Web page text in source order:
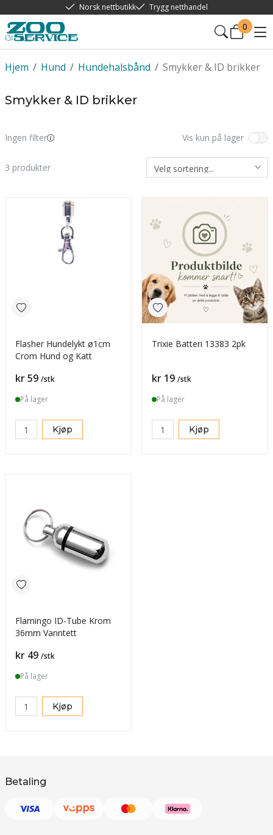
Norsk nettbutikk Trygg netthandel
0
/
Hjem /
Hund /
Hundehalsbånd Smykker & ID brikker
Smykker & ID brikker
Ingen filter Vis kun på lager
3 produkter
Flasher Hundelykt ø1cm
Crom Hund og Katt
Pris
kr 59 /stk
På lager
Kjøp
Trixie Batteri 13383 2pk
Pris
kr 19 /stk
På lager
Kjøp
Flamingo ID-Tube Krom
36mm Vanntett
Pris
kr 49 /stk
På lager
Kjøp
Betaling